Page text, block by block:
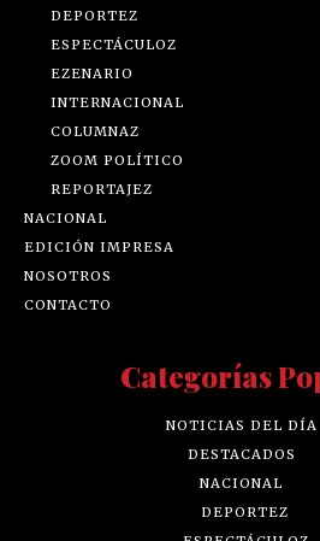
DEPORTEZ
ESPECTÁCULOZ
EZENARIO
INTERNACIONAL
COLUMNAZ
ZOOM POLÍTICO
REPORTAJEZ
NACIONAL
EDICIÓN IMPRESA
NOSOTROS
CONTACTO
Categorías
NOTICIAS DEL DÍA
DESTACADOS
NACIONAL
DEPORTEZ